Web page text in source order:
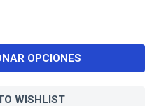
OPCIONES
WISHLIST